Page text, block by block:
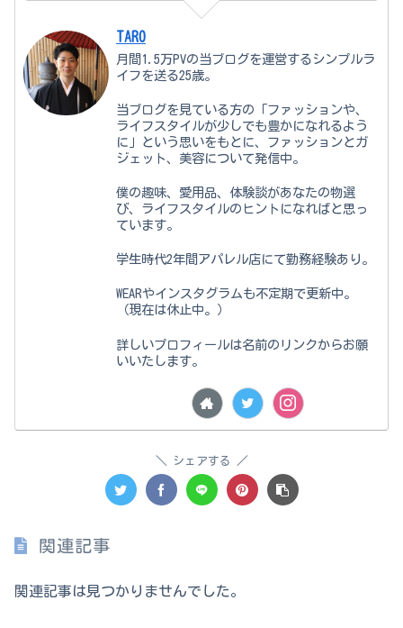
TARO
月間1.5万PVの当ブログを運営するシンプルラ
イフを送る25歳。
当ブログを見ている方の「ファッションや、
ライフスタイルが少しでも豊かになれるよう
に」という思いをもとに、ファッションとガ
ジェット、美容について発信中。
僕の趣味、愛用品、体験談があなたの物選
び、ライフスタイルのヒントになればと思っ
ています。
学生時代2年間アパレル店にて勤務経験あり。
WEARやインスタグラムも不定期で更新中。
（現在は休止中。）
詳しいプロフィールは名前のリンクからお願
いいたします。
シェアする
関連記事
関連記事は見つかりませんでした。